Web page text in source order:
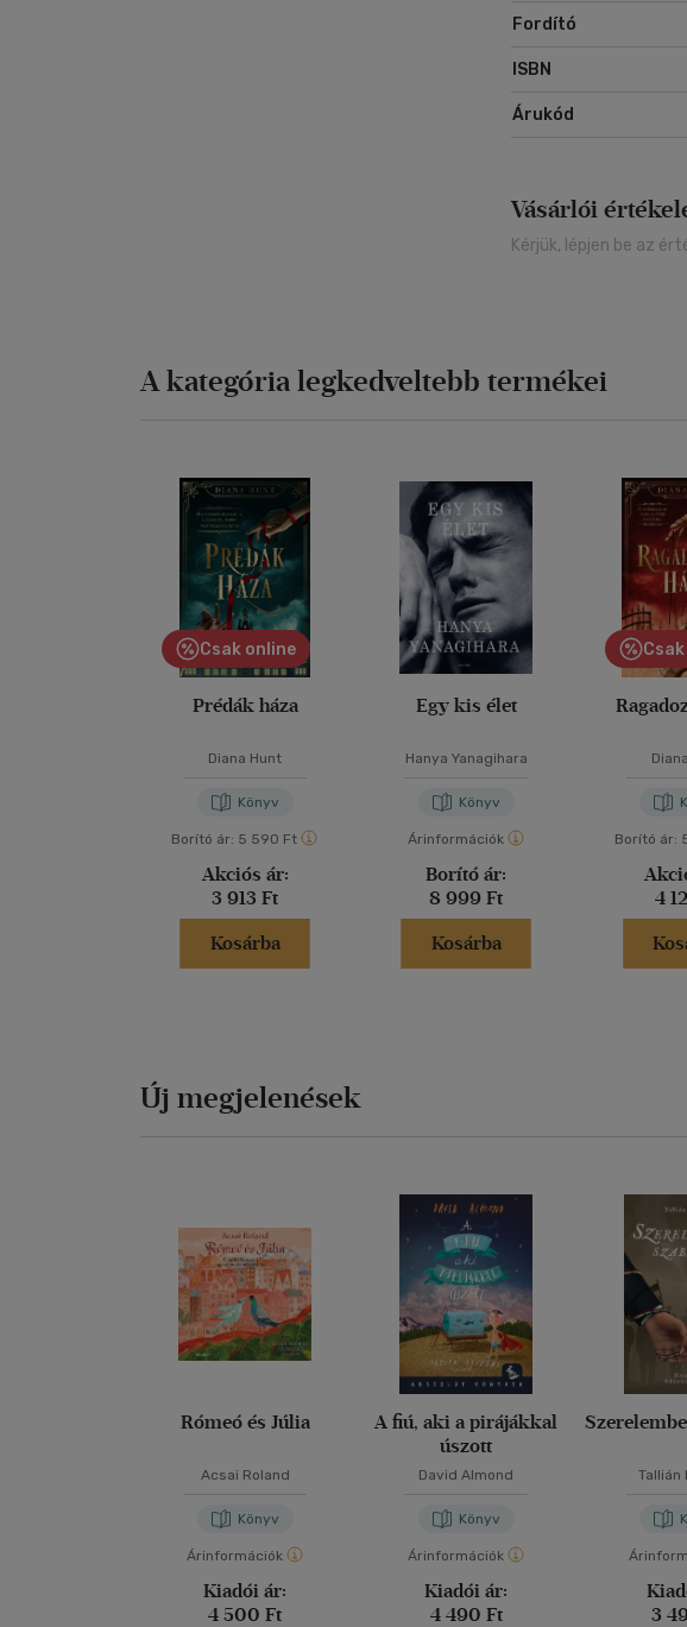
Catherine Newman
megannyi ránk váró
Fordító
ISBN
Árukód
Vásárlói
Kérjük, lépjen be az
A kategória legkedveltebb termékei
Csak online
Prédák háza
Diana Hunt
Könyv
Borító ár: 5 590 Ft
Akciós ár:
3 913 Ft
Kosárba
Egy kis élet
Hanya Yanagihara
Könyv
Árinformációk
Borító ár:
8 999 Ft
Kosárba
Borító ár:
4
Új megjelenések
Rómeó és Júlia
Acsai Roland
Könyv
Árinformációk
Kiadói ár:
4 500 Ft
A fiú, aki a pirájákkal
úszott
David Almond
Könyv
Árinformációk
Kiadói ár:
4 490 Ft
Tallián
3